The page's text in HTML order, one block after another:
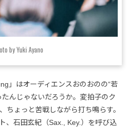
by Yuki Ayano
」はオーディエンスおのおのの“若
んじゃないだろうか。変拍子のク
ちょっと苦戦しながら打ち鳴らす。
、石田玄紀（Sax., Key.）を呼び込